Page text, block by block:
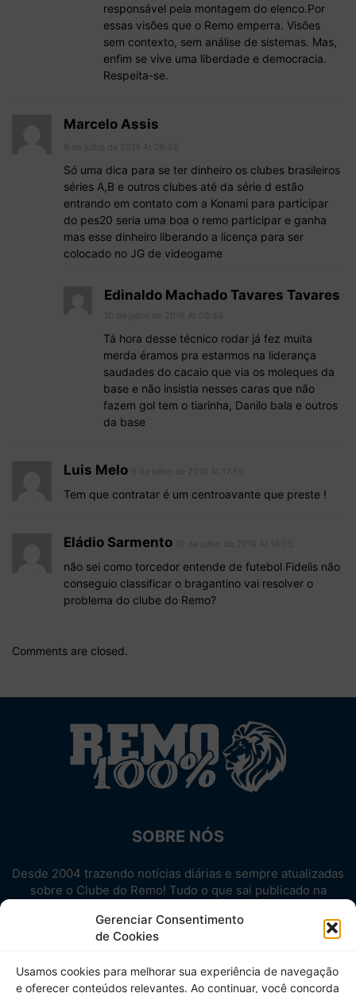
Gerenciar Consentimento
de Cookies
Usamos cookies para melhorar sua experiência de navegação
e oferecer conteúdos relevantes. Ao continuar, você concorda
responsável pela montagem do elenco.Por
essas visões que o Remo emperra. Visões
sem contexto, sem análise de sistemas. Mas,
enfim se vive uma liberdade e democracia.
Respeita-se.
Marcelo Assis
Só uma dica para se ter dinheiro os clubes brasileiros
séries A,B e outros clubes até da série d estão
entrando em contato com a Konami para participar
do pes20 seria uma boa o remo participar e ganha
mas esse dinheiro liberando a licença para ser
colocado no JG de videogame
Edinaldo Machado Tavares Tavares
Tá hora desse técnico rodar já fez muita
merda éramos pra estarmos na liderança
saudades do cacaio que via os moleques da
base e não insistia nesses caras que não
fazem gol tem o tiarinha, Danilo bala e outros
da base
Luis Melo
Tem que contratar é um centroavante que preste !
Eládio Sarmento
não sei como torcedor entende de futebol Fidelis não
conseguio classificar o bragantino vai resolver o
problema do clube do Remo?
Comments are closed.
SOBRE NÓS
Desde 2004 trazendo notícias diárias e sempre atualizadas
sobre o Clube do Remo! Tudo o que sai publicado na
Aproveite! Site não-oficial.
SIGA-NOS